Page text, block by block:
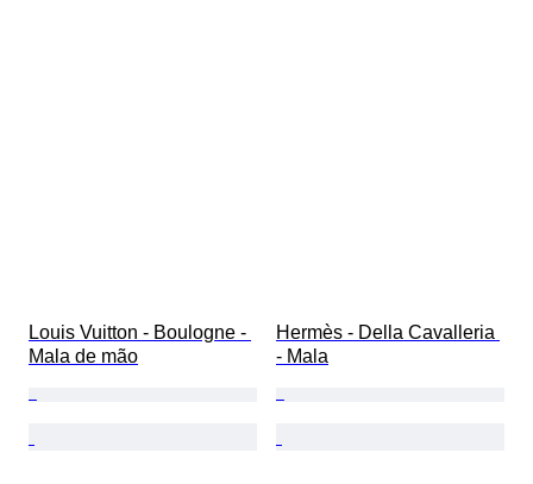
Louis Vuitton - Boulogne -
Mala de mão
Hermès - Della Cavalleria
- Mala